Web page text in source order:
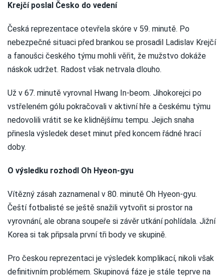
Krejčí poslal Česko do vedení
Česká reprezentace otevřela skóre v 59. minutě. Po
nebezpečné situaci před brankou se prosadil Ladislav Krejčí
a fanoušci českého týmu mohli věřit, že mužstvo dokáže
náskok udržet. Radost však netrvala dlouho.
Už v 67. minutě vyrovnal Hwang In-beom. Jihokorejci po
vstřeleném gólu pokračovali v aktivní hře a českému týmu
nedovolili vrátit se ke klidnějšímu tempu. Jejich snaha
přinesla výsledek deset minut před koncem řádné hrací
doby.
O výsledku rozhodl Oh Hyeon-gyu
Vítězný zásah zaznamenal v 80. minutě Oh Hyeon-gyu.
Čeští fotbalisté se ještě snažili vytvořit si prostor na
vyrovnání, ale obrana soupeře si závěr utkání pohlídala. Jižní
Korea si tak připsala první tři body ve skupině.
Pro českou reprezentaci je výsledek komplikací, nikoli však
definitivním problémem. Skupinová fáze je stále teprve na